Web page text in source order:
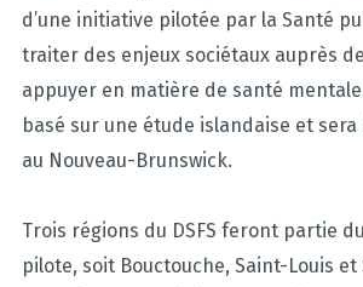
d’une initiative pilotée par la Santé
traiter des enjeux sociétaux auprès
appuyer en matière de santé
basé sur une étude islandaise et
au Nouveau-Brunswick.
Trois régions du DSFS feront partie
pilote, soit Bouctouche, Saint-Louis et